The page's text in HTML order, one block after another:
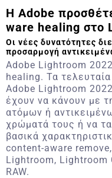
Η Adobe
ware healing στο
Οι νέες δυνατότητες
προσαρμογή
Adobe Lightroom
healing. Τα
Adobe Lightroom
έχουν να κάνουν με
ατόμων ή
χρώματά τους ή να
βασικά
content-aware remove,
Lightroom, Lightroom
RAW.